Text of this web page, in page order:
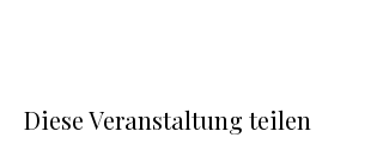
Diese Veranstaltung teilen